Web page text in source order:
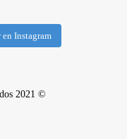
en Instagram
2021 ©